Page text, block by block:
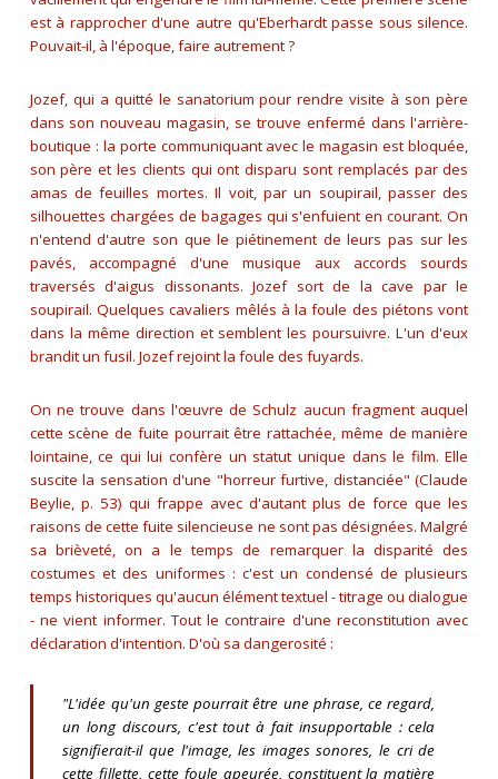
est à rapprocher d'une autre qu'Eberhardt passe sous silence.
Pouvait-il, à l'époque, faire autrement ?
Jozef, qui a quitté le sanatorium pour rendre visite à son père
dans son nouveau magasin, se trouve enfermé dans l'arrière-
boutique : la porte communiquant avec le magasin est bloquée,
son père et les clients qui ont disparu sont remplacés par des
amas de feuilles mortes. Il voit, par un soupirail, passer des
silhouettes chargées de bagages qui s'enfuient en courant. On
n'entend d'autre son que le piétinement de leurs pas sur les
pavés, accompagné d'une musique aux accords sourds
traversés d'aigus dissonants. Jozef sort de la cave par le
soupirail. Quelques cavaliers mêlés à la foule des piétons vont
dans la même direction et semblent les poursuivre. L'un d'eux
brandit un fusil. Jozef rejoint la foule des fuyards.
On ne trouve dans l'œuvre de Schulz aucun fragment auquel
cette scène de fuite pourrait être rattachée, même de manière
lointaine, ce qui lui confère un statut unique dans le film. Elle
suscite la sensation d'une "horreur furtive, distanciée" (Claude
Beylie, p. 53) qui frappe avec d'autant plus de force que les
raisons de cette fuite silencieuse ne sont pas désignées. Malgré
sa brièveté, on a le temps de remarquer la disparité des
costumes et des uniformes : c'est un condensé de plusieurs
temps historiques qu'aucun élément textuel - titrage ou dialogue
- ne vient informer. Tout le contraire d'une reconstitution avec
déclaration d'intention. D'où sa dangerosité :
"L'idée qu'un geste pourrait être une phrase, ce regard,
un long discours, c'est tout à fait insupportable : cela
signifierait-il que l'image, les images sonores, le cri de
cette fillette, cette foule apeurée, constituent la matière